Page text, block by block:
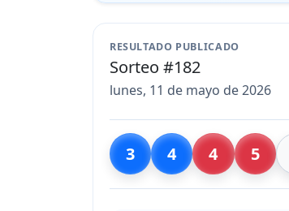
RESULTADO PUBLICADO
Sorteo #182
lunes, 11 de mayo de 2026
3 4 4 5